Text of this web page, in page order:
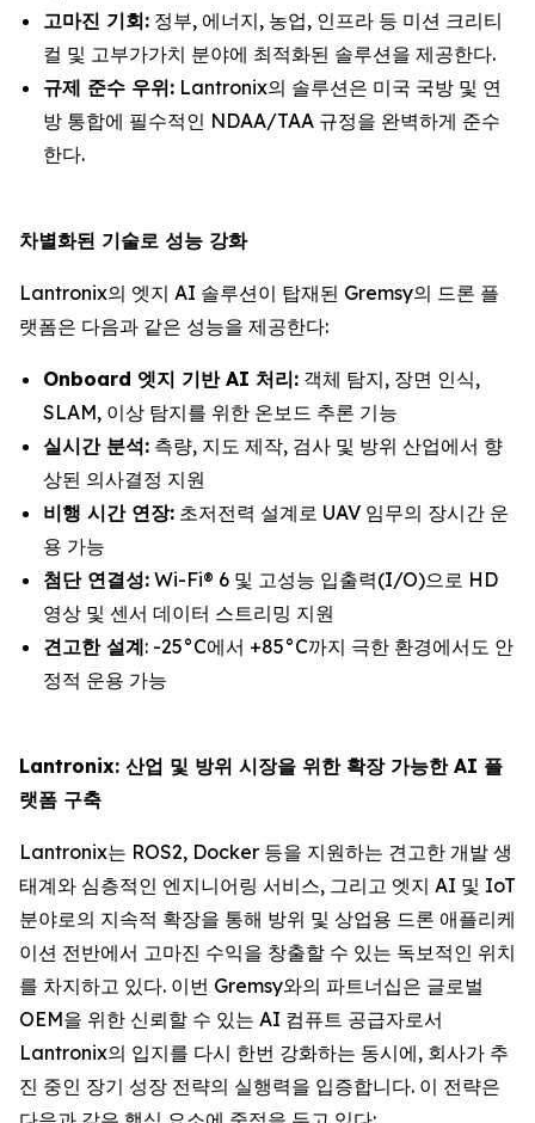
고마진 기회: 정부, 에너지, 농업, 인프라 등 미션 크리티
컬 및 고부가가치 분야에 최적화된 솔루션을 제공한다.
규제 준수 우위: Lantronix의 솔루션은 미국 국방 및 연
방 통합에 필수적인 NDAA/TAA 규정을 완벽하게 준수
한다.
차별화된 기술로 성능 강화
Lantronix의 엣지 AI 솔루션이 탑재된 Gremsy의 드론 플
랫폼은 다음과 같은 성능을 제공한다:
Onboard 엣지 기반 AI 처리: 객체 탐지, 장면 인식,
SLAM, 이상 탐지를 위한 온보드 추론 기능
실시간 분석: 측량, 지도 제작, 검사 및 방위 산업에서 향
상된 의사결정 지원
비행 시간 연장: 초저전력 설계로 UAV 임무의 장시간 운
용 가능
첨단 연결성: Wi-Fi® 6 및 고성능 입출력(I/O)으로 HD
영상 및 센서 데이터 스트리밍 지원
견고한 설계: -25°C에서 +85°C까지 극한 환경에서도 안
정적 운용 가능
Lantronix: 산업 및 방위 시장을 위한 확장 가능한 AI 플
랫폼 구축
Lantronix는 ROS2, Docker 등을 지원하는 견고한 개발 생
태계와 심층적인 엔지니어링 서비스, 그리고 엣지 AI 및 IoT
분야로의 지속적 확장을 통해 방위 및 상업용 드론 애플리케
이션 전반에서 고마진 수익을 창출할 수 있는 독보적인 위치
를 차지하고 있다. 이번 Gremsy와의 파트너십은 글로벌
OEM을 위한 신뢰할 수 있는 AI 컴퓨트 공급자로서
Lantronix의 입지를 다시 한번 강화하는 동시에, 회사가 추
진 중인 장기 성장 전략의 실행력을 입증합니다. 이 전략은